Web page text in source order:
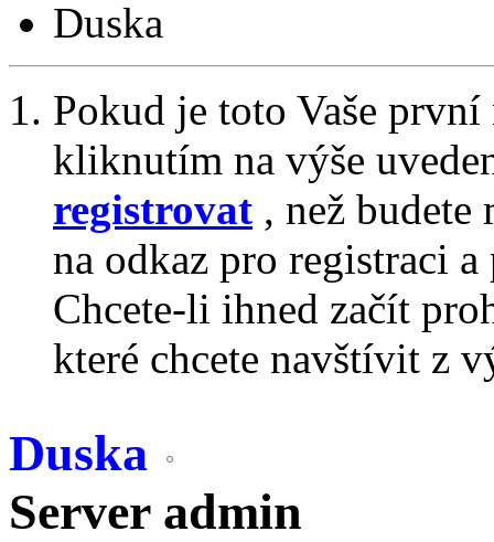
Duska
Pokud je toto Vaše
kliknutím na výše
registrovat , než
na odkaz pro registraci
Chcete-li ihned začít
které chcete navštívit z
Duska
Server admin